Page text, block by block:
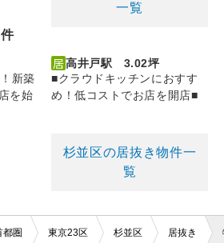
一覧
新築
を始
高井戸駅 3.02坪
■クラウドキッチンにおすす
め！低コストでお店を開店■
杉並区の居抜き物件一
覧
都圏 東京23区 杉並区 居抜き